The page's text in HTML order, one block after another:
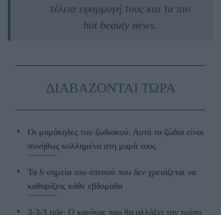
τέλεια εφαρμογή τους και τα πιο
hot beauty news.
ΔΙΑΒΑΖΟΝΤΑΙ ΤΩΡΑ
Οι μαμάκηδες του ζωδιακού: Αυτά τα ζώδια είναι
συνήθως κολλημένα στη μαμά τους
Τα 6 σημεία του σπιτιού που δεν χρειάζεται να
καθαρίζεις κάθε εβδομάδα
3-3-3 rule: Ο κανόνας που θα αλλάξει τον τρόπο